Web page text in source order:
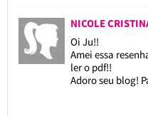
NICOLE
Oi Ju!!
Amei essa
ler o pdf!!
Adoro seu blog!